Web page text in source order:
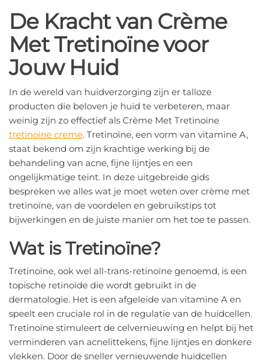
De Kracht van Crème
Met Tretinoïne voor
Jouw Huid
In de wereld van huidverzorging zijn er talloze
producten die beloven je huid te verbeteren, maar
weinig zijn zo effectief als Crème Met Tretinoïne
tretinoine creme. Tretinoïne, een vorm van vitamine A,
staat bekend om zijn krachtige werking bij de
behandeling van acne, fijne lijntjes en een
ongelijkmatige teint. In deze uitgebreide gids
bespreken we alles wat je moet weten over crème met
tretinoïne, van de voordelen en gebruikstips tot
bijwerkingen en de juiste manier om het toe te passen.
Wat is Tretinoïne?
Tretinoïne, ook wel all-trans-retinoïne genoemd, is een
topische retinoïde die wordt gebruikt in de
dermatologie. Het is een afgeleide van vitamine A en
speelt een cruciale rol in de regulatie van de huidcellen.
Tretinoïne stimuleert de celvernieuwing en helpt bij het
verminderen van acnelittekens, fijne lijntjes en donkere
vlekken. Door de sneller vernieuwende huidcellen